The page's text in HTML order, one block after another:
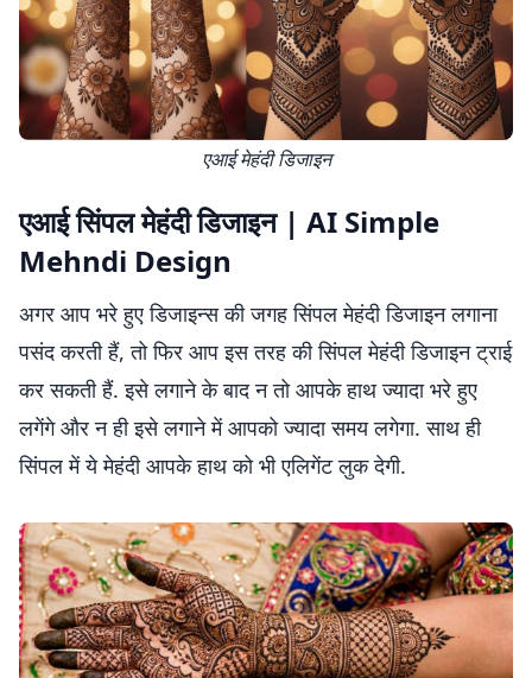
एआई मेहंदी डिजाइन
एआई सिंपल मेहंदी डिजाइन | AI Simple
Mehndi Design
अगर आप भरे हुए डिजाइन्स की जगह सिंपल मेहंदी डिजाइन लगाना
पसंद करती हैं, तो फिर आप इस तरह की सिंपल मेहंदी डिजाइन ट्राई
कर सकती हैं. इसे लगाने के बाद न तो आपके हाथ ज्यादा भरे हुए
लगेंगे और न ही इसे लगाने में आपको ज्यादा समय लगेगा. साथ ही
सिंपल में ये मेहंदी आपके हाथ को भी एलिगेंट लुक देगी.